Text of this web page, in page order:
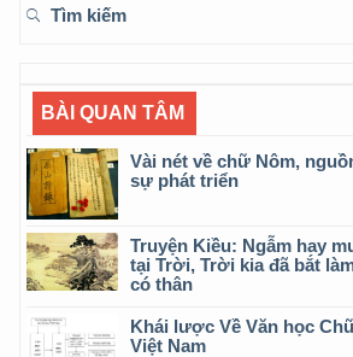
Tìm kiếm
BÀI QUAN TÂM
Vài nét về chữ Nôm,
sự phát triển
Truyện Kiều: Ngẫm hay
tại Trời, Trời kia đã bắt
có thân
Khái lược Về Văn học
Việt Nam